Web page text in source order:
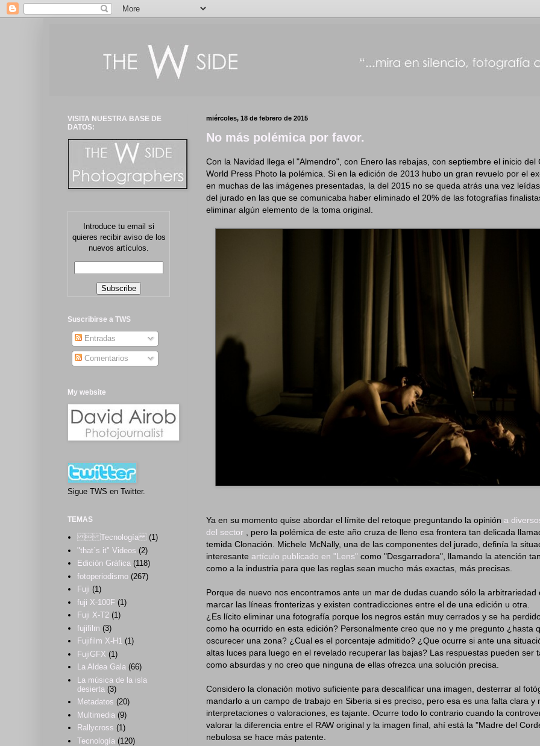
miércoles, 18 de febrero de 2015
No más polémica por favor.
Con la Navidad llega el "Almendro", con Enero las rebajas, con septiembre el inicio del
World Press Photo la polémica. Si en la edición de 2013 hubo un gran revuelo por el
en muchas de las imágenes presentadas, la del 2015 no se queda atrás una vez
del jurado en las que se comunicaba haber eliminado el 20% de las fotografías
eliminar algún elemento de la toma original.
Ya en su momento quise abordar el límite del retoque preguntando la opinión a
del sector , pero la polémica de este año cruza de lleno esa frontera tan delicada
temida Clonación. Michele McNally, una de las componentes del jurado, definía la
interesante artículo publicado en "Lens" como "Desgarradora", llamando la atención
como a la industria para que las reglas sean mucho más exactas, más precisas.
Porque de nuevo nos encontramos ante un mar de dudas cuando sólo la arbitrariedad
marcar las líneas fronterizas y existen contradicciones entre el de una edición u otra.
¿Es lícito eliminar una fotografía porque los negros están muy cerrados y se ha
como ha ocurrido en esta edición? Personalmente creo que no y me pregunto ¿hasta
oscurecer una zona? ¿Cual es el porcentaje admitido? ¿Que ocurre si ante una
altas luces para luego en el revelado recuperar las bajas? Las respuestas pueden ser
como absurdas y no creo que ninguna de ellas ofrezca una solución precisa.
Considero la clonación motivo suficiente para descalificar una imagen, desterrar al
mandarlo a un campo de trabajo en Siberia si es preciso, pero esa es una falta clara y
interpretaciones o valoraciones, es tajante. Ocurre todo lo contrario cuando la
valorar la diferencia entre el RAW original y la imagen final, ahí está la "Madre del
nebulosa se hace más patente.
VISITA NUESTRA BASE DE
DATOS:
Introduce tu email si
quieres recibir aviso de los
nuevos artículos.
Suscribirse a TWS
Entradas
Comentarios
My website
Sigue TWS en Twitter.
TEMAS
 Tecnología (1)
"that´s it" Videos (2)
Edición Gráfica (118)
fotoperiodismo (267)
Fuji (1)
fuji X-100F (1)
Fuji X-T2 (1)
fujifilm (3)
Fujifilm X-H1 (1)
FujiGFX (1)
La Aldea Gala (66)
La música de la isla
desierta (3)
Metadatos (20)
Multimedia (9)
Rallycross (1)
Tecnología (120)